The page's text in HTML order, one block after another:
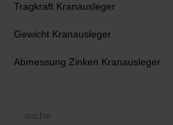
Tragkraft Kranausleger
Gewicht Kranausleger
Abmessung Zinken Kranausleger